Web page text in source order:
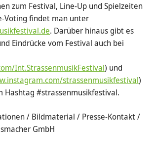
zum Festival, Line-Up und Spielzeiten
Voting findet man unter
. Darüber hinaus gibt es
Eindrücke vom Festival auch bei
Int.StrassenmusikFestival) und
strassenmusikfestival)
Hashtag #strassenmusikfestival.
/ Bildmaterial / Presse-Kontakt /
GmbH